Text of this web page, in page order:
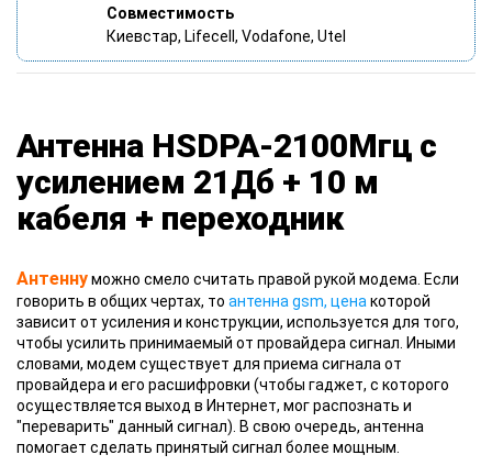
Совместимость
Киевстар, Lifecell, Vodafone, Utel
Антенна HSDPA-2100Мгц с
усилением 21Дб + 10 м
кабеля + переходник
Антеннуможно смело считать правой рукой модема. Если
говорить в общих чертах, то антенна gsm, цена которой
зависит от усиления и конструкции, используется для того,
чтобы усилить принимаемый от провайдера сигнал. Иными
словами, модем существует для приема сигнала от
провайдера и его расшифровки (чтобы гаджет, с которого
осуществляется выход в Интернет, мог распознать и
"переварить" данный сигнал). В свою очередь, антенна
помогает сделать принятый сигнал более мощным.